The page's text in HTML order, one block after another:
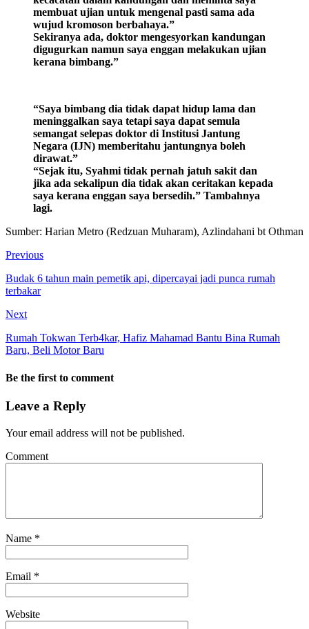
membuat ujian untuk mengenal pasti sama ada
wujud kromoson berbahaya.”
Sekiranya ada, doktor mengesyorkan kandungan
digugurkan namun saya enggan melakukan ujian
kerana bimbang.”
“Saya bimbang dia tidak dapat hidup lama dan
meninggalkan saya tetapi saya dapat semula
semangat selepas doktor di Institusi Jantung
Negara (IJN) memberitahu jantungnya boleh
dirawat.”
“Sejak itu, Syahmi tidak pernah jatuh sakit dan
jika ada sekalipun dia tidak akan ceritakan kepada
saya kerana enggan saya bersedih.” Tambahnya
lagi.
Sumber: Harian Metro (Redzuan Muharam), Azlindahani bt Othman
Previous
Budak 6 tahun main pemetik api, dipercayai jadi punca rumah
terbakar
Next
Rumah Tokwan Terb4kar, Hafiz Mahamad Bantu Bina Rumah
Baru, Beli Motor Baru
Be the first to comment
Leave a Reply
Your email address will not be published.
Comment
Name *
Email *
Website